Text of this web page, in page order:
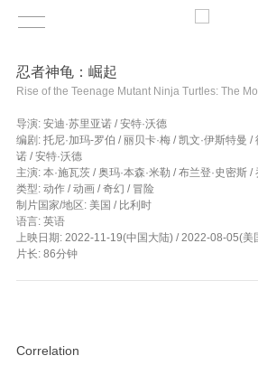
忍者神龟：崛起
Rise of the Teenage Mutant Ninja Turtles: The
导演: 安迪·苏里亚诺 / 安特·沃德
编剧: 托尼·加玛-罗伯 / 丽贝卡·梅 / 凯文·伊斯特曼 /
诺 / 安特·沃德
主演: 本·施瓦茨 / 奥玛·本森·米勒 / 布兰登·史密斯
类型: 动作 / 动画 / 奇幻 / 冒险
制片国家/地区: 美国 / 比利时
语言: 英语
上映日期: 2022-11-19(中国大陆) / 2022-08-05(美
片长: 86分钟
Correlation